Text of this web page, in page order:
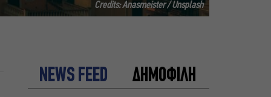
Credits: Anasmeister / Unsplash
NEWS FEED ΔΗΜΟΦΙΛΗ